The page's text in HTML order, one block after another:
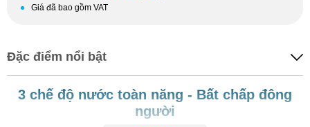
Giá đã bao gồm VAT
Đặc điểm nổi bật
3 chế độ nước toàn năng - Bất chấp đông
người